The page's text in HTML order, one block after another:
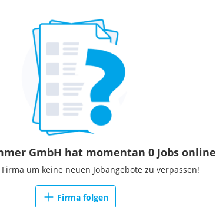
GmbH hat momentan 0 Jobs online
um keine neuen Jobangebote zu verpassen!
Firma folgen